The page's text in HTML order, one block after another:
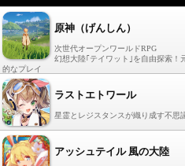
原神（げんしん）
次世代オープンワールドRPG
幻想大陸｢テイワット｣を自由探索！
的なプレイ
ラストエトワール
星霊とレジスタンスが織り成す不思
アッシュテイル 風の大陸